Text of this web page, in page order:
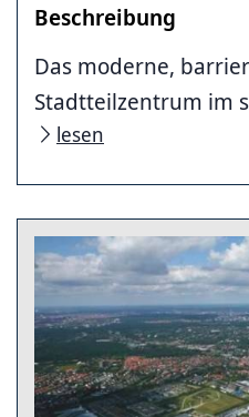
Beschreibung
Das moderne,
Stadtteilzentrum im
lesen